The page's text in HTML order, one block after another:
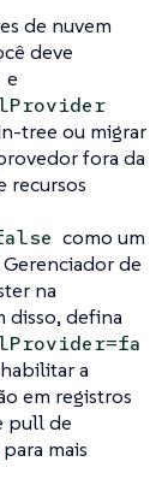
de nuvem
deve
e
tree ou migrar
fora da
recursos
como um
de
na
disso, defina
a
em registros
pull de
para mais